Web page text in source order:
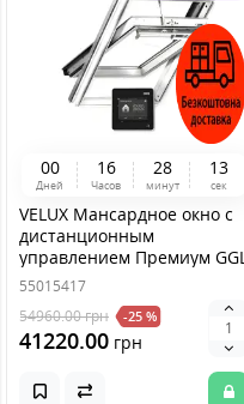
00
Дней
16
Часов
28
минут
13
сек
VELUX Мансардное окно с
дистанционным
управлением Премиум GGL
306821A MK08 (78*140)
55015417
54960.00грн -25 %
41220.00 грн